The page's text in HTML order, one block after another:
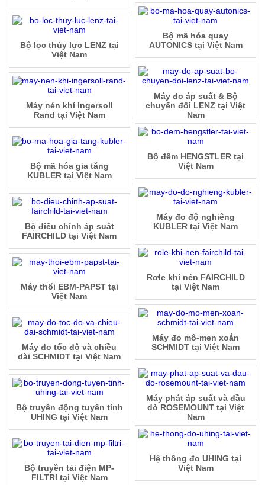
Bộ mã hóa quay
AUTONICS tại Việt Nam
Bộ lọc thủy lực LENZ tại
Việt Nam
Máy đo áp suất & Bộ
chuyển đổi LENZ tại Việt
Nam
Máy nén khí Ingersoll
Rand tại Việt Nam
Bộ đếm HENGSTLER tại
Việt Nam
Bộ mã hóa gia tăng
KUBLER tại Việt Nam
Máy đo độ nghiêng
KUBLER tại Việt Nam
Bộ điều chỉnh áp suât
FAIRCHILD tại Việt Nam
Rơle khí nén FAIRCHILD
tại Việt Nam
Máy thổi EBM-PAPST tại
Việt Nam
Máy đo mô-men xoắn
SCHMIDT tại Việt Nam
Máy đo tốc độ và chiều
dài SCHMIDT tại Việt Nam
Máy phát áp suất và đầu
dò ROSEMOUNT tại Việt
Nam
Bộ truyền động tuyến tính
UHING tại Việt Nam
Hệ thống đo UHING tại
Việt Nam
Bộ truyền tải điện MP-
FILTRI tại Việt Nam